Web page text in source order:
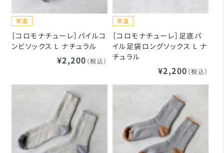
［コロモナチューレ］パイルコ
ンビソックス L ナチュラル
¥2,200 （税込）
［コロモナチューレ］足底パ
イル足袋ロングソックス L ナ
チュラル
¥2,200 （税込）